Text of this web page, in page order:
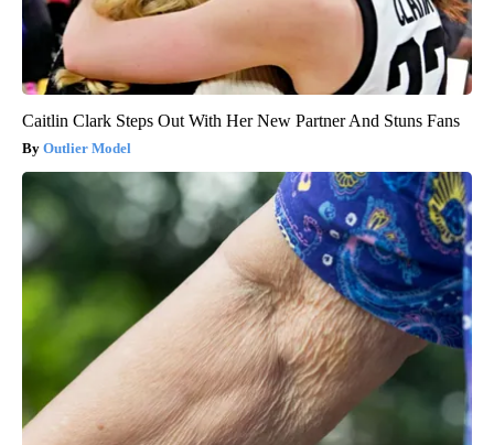
Caitlin Clark Steps Out With Her New Partner And Stuns Fans
Outlier Model